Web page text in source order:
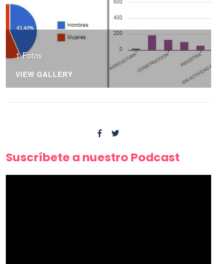
1 Fotos
VIEW GALLERY
Suscríbete a nuestro Podcast